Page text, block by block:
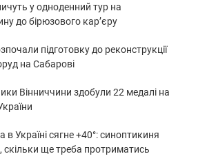
у одноденний тур на
до бірюзового кар’єру
підготовку до реконструкції
на Сабарові
Вінниччини здобули 22 медалі на
в Україні сягне +40°: синоптикиня
скільки ще треба протриматись